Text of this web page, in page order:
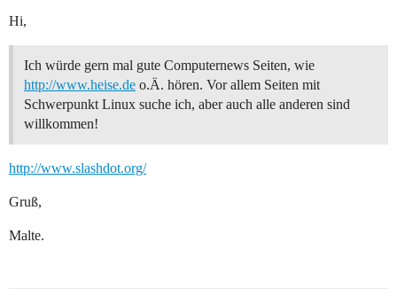
Hi,
Ich würde gern mal gute Computernews Seiten, wie
http://www.heise.de o.Ä. hören. Vor allem Seiten mit
Schwerpunkt Linux suche ich, aber auch alle anderen sind
willkommen!
http://www.slashdot.org/
Gruß,
Malte.